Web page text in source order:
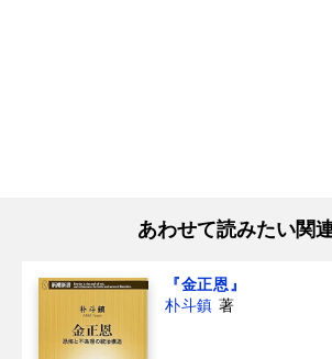
あわせて読みたい関
『金正恩』
朴斗鎮 著